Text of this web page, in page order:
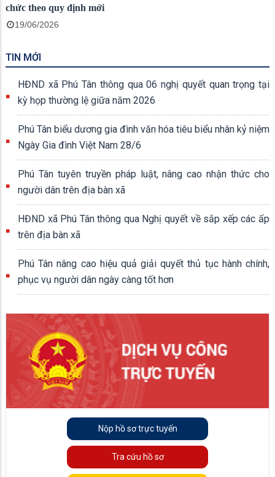
chức theo quy định mới
19/06/2026
TIN MỚI
HĐND xã Phú Tân thông qua 06 nghị quyết quan trọng tại
kỳ họp thường lệ giữa năm 2026
Phú Tân biểu dương gia đình văn hóa tiêu biểu nhân kỷ niệm
Ngày Gia đình Việt Nam 28/6
Phú Tân tuyên truyền pháp luật, nâng cao nhận thức cho
người dân trên địa bàn xã
HĐND xã Phú Tân thông qua Nghị quyết về sắp xếp các ấp
trên địa bàn xã
Phú Tân nâng cao hiệu quả giải quyết thủ tục hành chính,
phục vụ người dân ngày càng tốt hơn
Nộp hồ sơ trực tuyến
Tra cứu hồ sơ